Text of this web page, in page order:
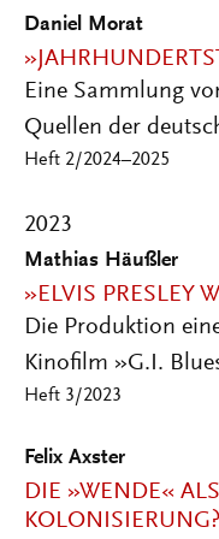
Daniel Morat
Eine Sammlung
Quellen der
Heft 2/2024–2025
2023
Mathias Häußler
»ELVIS PRESLEY
Die Produktion
Kinofilm »G.I.
Heft 3/2023
Felix Axster
DIE »WENDE«
KOLONISIERUNG?